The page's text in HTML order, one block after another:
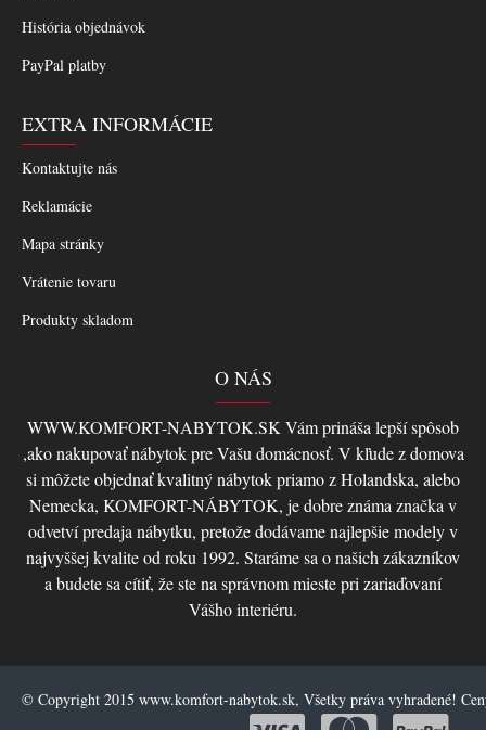
História objednávok
PayPal platby
EXTRA INFORMÁCIE
Kontaktujte nás
Reklamácie
Mapa stránky
Vrátenie tovaru
Produkty skladom
O NÁS
WWW.KOMFORT-NABYTOK.SK Vám prináša lepší spôsob
,ako nakupovať nábytok pre Vašu domácnosť. V kľude z domova
si môžete objednať kvalitný nábytok priamo z Holandska, alebo
Nemecka, KOMFORT-NÁBYTOK, je dobre známa značka v
odvetví predaja nábytku, pretože dodávame najlepšie modely v
najvyššej kvalite od roku 1992. Staráme sa o našich zákazníkov
a budete sa cítiť, že ste na správnom mieste pri zariaďovaní
Vášho interiéru.
© Copyright 2015 www.komfort-nabytok.sk, Všetky práva vyhradené!